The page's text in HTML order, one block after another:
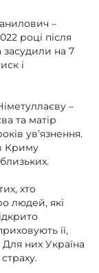
–
році після
на 7
і
–
та матір
ув’язнення.
Криму
хто
людей, які
її,
них Україна